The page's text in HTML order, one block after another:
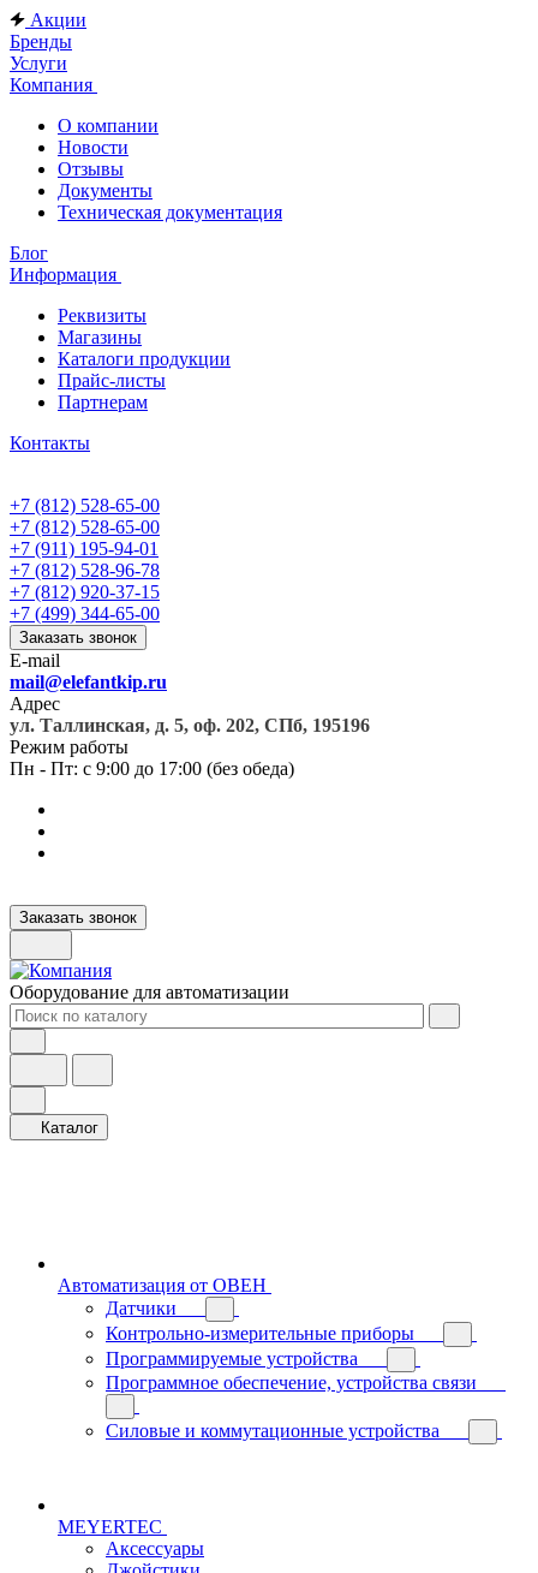
Акции
Бренды
Услуги
Компания
О компании
Новости
Отзывы
Документы
Техническая документация
Блог
Информация
Реквизиты
Магазины
Каталоги продукции
Прайс-листы
Партнерам
Контакты
+7 (812) 528-65-00
+7 (812) 528-65-00
+7 (911) 195-94-01
+7 (812) 528-96-78
+7 (812) 920-37-15
+7 (499) 344-65-00
Заказать звонок
E-mail
mail@elefantkip.ru
Адрес
ул. Таллинская, д. 5, оф. 202, СПб, 195196
Режим работы
Пн - Пт: с 9:00 до 17:00 (без обеда)
Заказать звонок
Оборудование для автоматизации
Каталог
Автоматизация от ОВЕН
Датчики
Контрольно-измерительные приборы
Программируемые устройства
Программное обеспечение, устройства связи
Силовые и коммутационные устройства
MEYERTEC
Аксессуары